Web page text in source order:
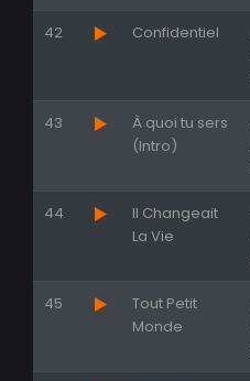
42 Confidentiel
43
À quoi tu sers
(Intro)
44
Il Changeait
La Vie
45
Tout Petit
Monde